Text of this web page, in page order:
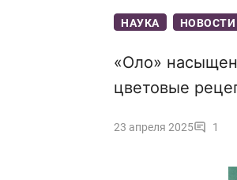
НАУКА НОВОСТИ
«Оло»
цветовые
23 апреля 2025 1